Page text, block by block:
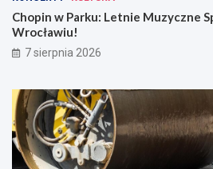
Chopin w Parku: Letnie Muzyczne
Wrocławiu!
7 sierpnia 2026